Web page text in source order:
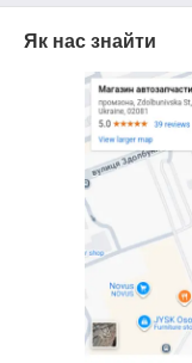
Як нас знайти